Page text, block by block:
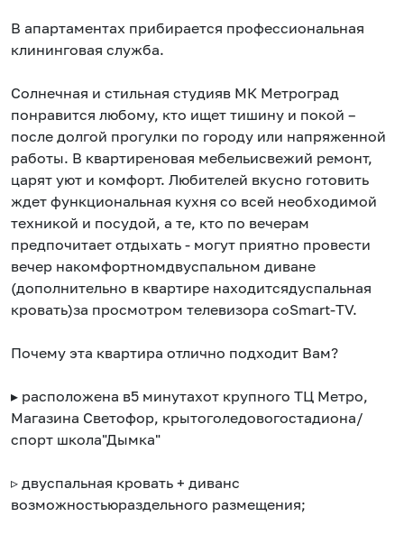
В апартаментах прибирается профессиональная
клининговая служба.
Солнечная и стильная студияв МК Метроград
понравится любому, кто ищет тишину и покой –
после долгой прогулки по городу или напряженной
работы. В квартиреновая мебельисвежий ремонт,
царят уют и комфорт. Любителей вкусно готовить
ждет функциональная кухня со всей необходимой
техникой и посудой, а те, кто по вечерам
предпочитает отдыхать - могут приятно провести
вечер накомфортномдвуспальном диване
(дополнительно в квартире находитсядуспальная
кровать)за просмотром телевизора соSmart-TV.
Почему эта квартира отлично подходит Вам?
▸ расположена в5 минутахот крупного ТЦ Метро,
Магазина Светофор, крытоголедовогостадиона/
спорт школа"Дымка"
▹ двуспальная кровать + диванс
возможностьюраздельного размещения;